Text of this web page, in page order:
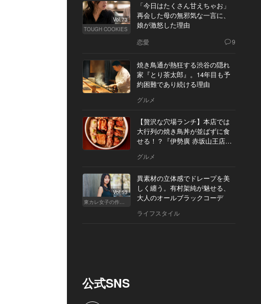
Vol.73
TOUGH COOKIES
「今日はたくさん甘えちゃお」
再会した母の無邪気な一言に、
娘が激怒した理由
恋愛 9
焼き鳥通が熱狂する渋谷の隠れ
家『とり茶太郎』。14年目も予
約困難であり続ける理由
グルメ
【贅沢な穴場ランチ】本店では
大行列の焼き鳥丼が並ばずに食
せる！？『伊勢廣 赤坂山王店』
グルメ
Vol.53
東カレ女子の作り方
異素材の立体感でドレープを美
しく纏う。有村架純が魅せる、
大人のオールブラックコーデ
ライフスタイル
公式SNS